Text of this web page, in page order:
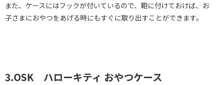
また、ケースにはフックが付いているので、鞄に付けておけば、お
子さまにおやつをあげる時にもすぐに取り出すことができます。
3.OSK ハローキティ おやつケース